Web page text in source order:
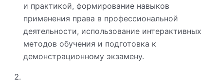
и практикой, формирование навыков
применения права в профессиональной
деятельности, использование интерактивных
методов обучения и подготовка к
демонстрационному экзамену.